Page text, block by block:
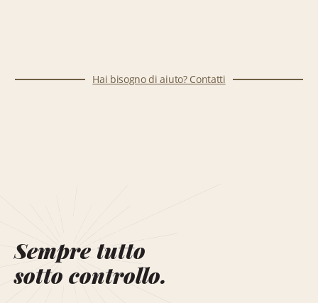
Hai bisogno di aiuto? Contatti
Sempre tutto
sotto controllo.